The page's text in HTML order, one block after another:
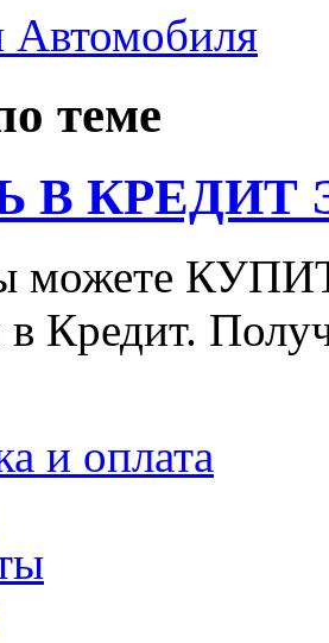
Автомобиля
теме
В КРЕДИТ
можете
в Кредит.
и оплата